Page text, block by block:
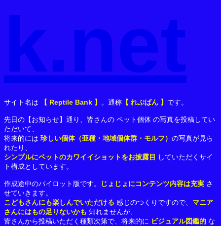
k.net
サイト名は 【 Reptile Bank 】 。通称 【 れぷばん 】 です。
先日の【お知らせ】通り、皆さんの ペット個体 の写真を投稿してい
ただいて、
将来的には 珍しい個体（亜種・地域個体群・モルフ） の写真が見ら
れたり、
シンプルにペットのカワイイショットをお披露目
していただくサイ
ト構成としています。
作成途中のパイロット版です。 じょじょにコンテンツ内容は充実 さ
せていきます。
こどもさんにも楽しんでいただける 感じのつくりですので、 マニア
さんにはもの足りないかも 知れませんが、
皆さんから投稿いただく種類次第で、将来的に ビジュアル図鑑的 な